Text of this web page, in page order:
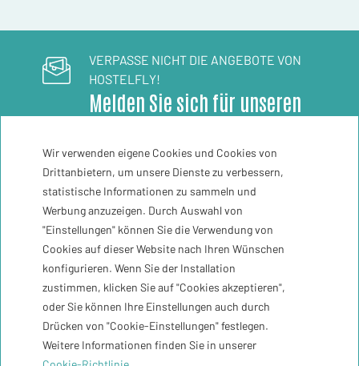
VERPASSE NICHT DIE ANGEBOTE VON
HOSTELFLY!
Melden Sie sich für unseren
Registriere mich
29ºC
Kontakt
Newsletter
Wir verwenden eigene Cookies und Cookies von
Drittanbietern, um unsere Dienste zu verbessern,
statistische Informationen zu sammeln und
Werbung anzuzeigen. Durch Auswahl von
"Einstellungen" können Sie die Verwendung von
Cookies auf dieser Website nach Ihren Wünschen
konfigurieren. Wenn Sie der Installation
zustimmen, klicken Sie auf "Cookies akzeptieren",
oder Sie können Ihre Einstellungen auch durch
Drücken von "Cookie-Einstellungen" festlegen.
Weitere Informationen finden Sie in unserer